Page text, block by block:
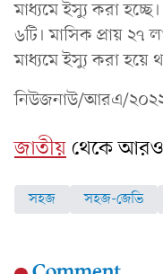
মাধ্যমে ইস্যু করা
৬টি। মাসিক প্রায় ২৭
মাধ্যমে ইস্যু করা হয়ে
নিউজনাউ/আরএ/
জাতীয়থেকে
সহজ সহজ-জেভি